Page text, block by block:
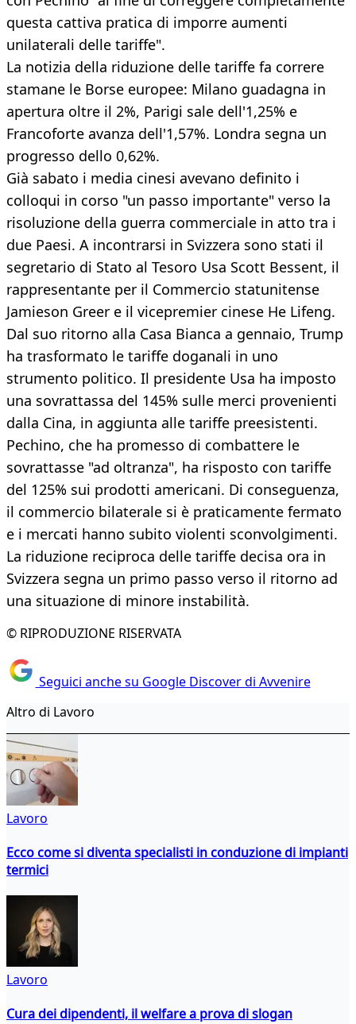
questa cattiva pratica di imporre aumenti
unilaterali delle tariffe".
La notizia della riduzione delle tariffe fa correre
stamane le Borse europee: Milano guadagna in
apertura oltre il 2%, Parigi sale dell'1,25% e
Francoforte avanza dell'1,57%. Londra segna un
progresso dello 0,62%.
Già sabato i media cinesi avevano definito i
colloqui in corso "un passo importante" verso la
risoluzione della guerra commerciale in atto tra i
due Paesi. A incontrarsi in Svizzera sono stati il
segretario di Stato al Tesoro Usa Scott Bessent, il
rappresentante per il Commercio statunitense
Jamieson Greer e il vicepremier cinese He Lifeng.
Dal suo ritorno alla Casa Bianca a gennaio, Trump
ha trasformato le tariffe doganali in uno
strumento politico. Il presidente Usa ha imposto
una sovrattassa del 145% sulle merci provenienti
dalla Cina, in aggiunta alle tariffe preesistenti.
Pechino, che ha promesso di combattere le
sovrattasse "ad oltranza", ha risposto con tariffe
del 125% sui prodotti americani. Di conseguenza,
il commercio bilaterale si è praticamente fermato
e i mercati hanno subito violenti sconvolgimenti.
La riduzione reciproca delle tariffe decisa ora in
Svizzera segna un primo passo verso il ritorno ad
una situazione di minore instabilità.
© RIPRODUZIONE RISERVATA
Seguici anche su Google Discover di Avvenire
Altro di Lavoro
Lavoro
Ecco come si diventa specialisti in conduzione di impianti
termici
Lavoro
Cura dei dipendenti, il welfare a prova di slogan